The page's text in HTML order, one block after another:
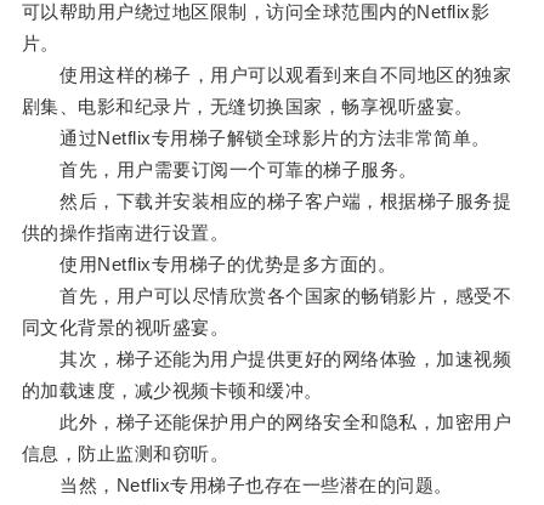
可以帮助用户绕过地区限制，访问全球范围内的Netflix影
片。
使用这样的梯子，用户可以观看到来自不同地区的独家
剧集、电影和纪录片，无缝切换国家，畅享视听盛宴。
通过Netflix专用梯子解锁全球影片的方法非常简单。
首先，用户需要订阅一个可靠的梯子服务。
然后，下载并安装相应的梯子客户端，根据梯子服务提
供的操作指南进行设置。
使用Netflix专用梯子的优势是多方面的。
首先，用户可以尽情欣赏各个国家的畅销影片，感受不
同文化背景的视听盛宴。
其次，梯子还能为用户提供更好的网络体验，加速视频
的加载速度，减少视频卡顿和缓冲。
此外，梯子还能保护用户的网络安全和隐私，加密用户
信息，防止监测和窃听。
当然，Netflix专用梯子也存在一些潜在的问题。